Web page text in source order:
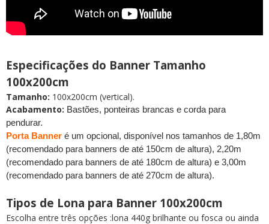
Especificações do Banner Tamanho
100x200cm
Tamanho: 100x200cm (vertical).
Acabamento: Bastões, ponteiras brancas e corda para
pendurar.
Porta Banner é um opcional, disponível nos tamanhos de 1,80m
(recomendado para banners de até 150cm de altura), 2,20m
(recomendado para banners de até 180cm de altura) e 3,00m
(recomendado para banners de até 270cm de altura).
Tipos de Lona para Banner 100x200cm
Escolha entre três opções :lona 440g brilhante ou fosca ou ainda